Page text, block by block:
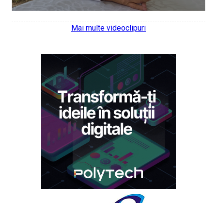
Mai multe videoclipuri